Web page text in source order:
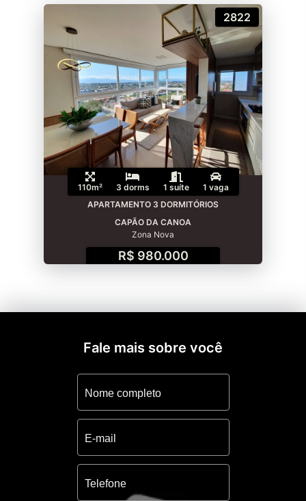
2822
110m² 3 dorms 1 suíte
1 vaga
APARTAMENTO 3 DORMITÓRIOS
CAPÃO DA CANOA
Zona Nova
R$ 980.000
Fale mais sobre você